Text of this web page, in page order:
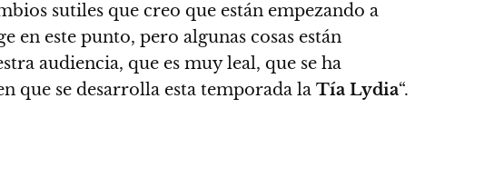
sutiles que creo que están empezando a
este punto, pero algunas cosas están
audiencia, que es muy leal, que se ha
que se desarrolla esta temporada la Tía Lydia“.